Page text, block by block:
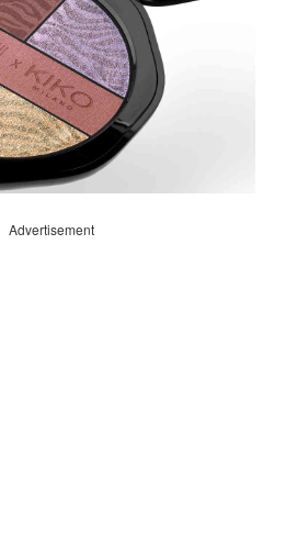
Advertisement